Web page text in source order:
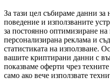
За тази цел събираме данни
поведение и използваните
за постоянно оптимизиране на
персонализирана реклама и
статистиката на използване.
вашите криптирани данни с
показваме оферти чрез
само ако вече използвате